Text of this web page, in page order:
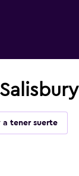
a tener suerte